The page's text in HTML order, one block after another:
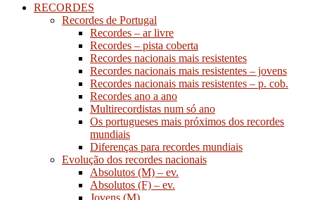
RECORDES
Recordes de Portugal
Recordes – ar livre
Recordes – pista coberta
Recordes nacionais mais resistentes
Recordes nacionais mais resistentes – jovens
Recordes nacionais mais resistentes – p. cob.
Recordes ano a ano
Multirecordistas num só ano
Os portugueses mais próximos dos recordes
mundiais
Diferenças para recordes mundiais
Evolução dos recordes nacionais
Absolutos (M) – ev.
Absolutos (F) – ev.
Jovens (M)